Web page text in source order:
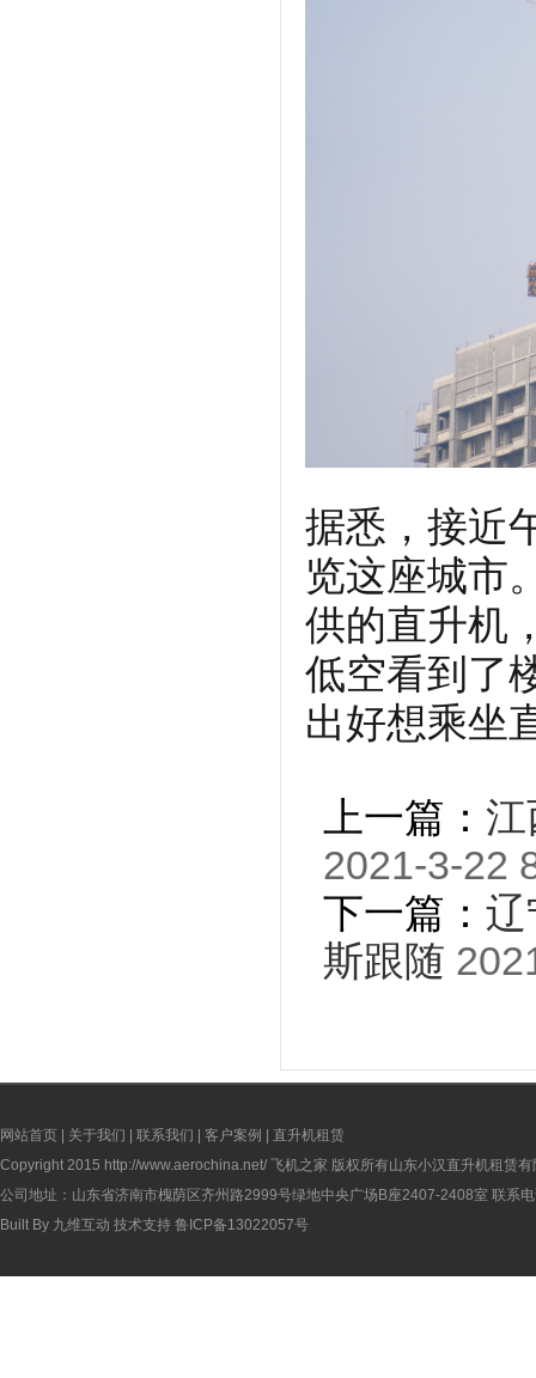
据悉，接近
览这座城市
供的直升机
低空看到了
出好想乘坐
上一篇： 江
2021-3-22
下一篇： 辽
斯跟随
网站首页 关于我们 联系我们 客户案例
直升机租赁
Copyright 2015 http://www.aerochina.net/ 飞机之家 版权所有山东小汉直升机租赁有
公司地址：山东省济南市槐荫区齐州路2999号绿地中央广场B座2407-2408室 联系
Built By 九维互动 技术支持 鲁ICP备13022057号